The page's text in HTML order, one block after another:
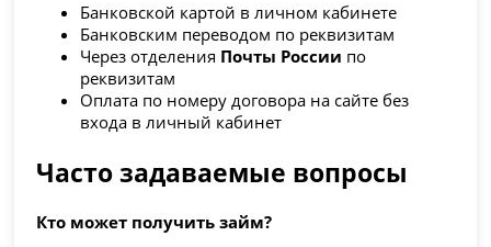
Банковской картой в личном кабинете
Банковским переводом по реквизитам
Через отделения Почты России по
реквизитам
Оплата по номеру договора на сайте без
входа в личный кабинет
Часто задаваемые вопросы
Кто может получить займ?